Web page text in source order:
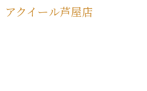
アクイール芦屋店